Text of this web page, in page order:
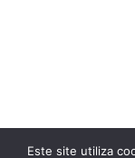
Este site utiliza